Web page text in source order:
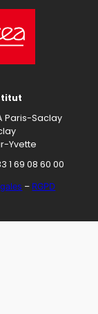
Paris-Saclay
Yvette
1 69 08 60 00
– RGPD